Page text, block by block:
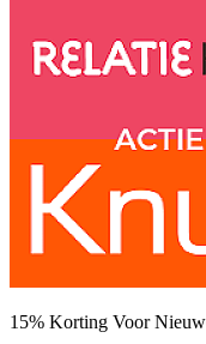
15% Korting Voor